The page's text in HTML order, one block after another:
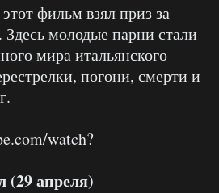
фильм взял приз за
молодые парни стали
мира итальянского
погони, смерти и
watch?
апреля)